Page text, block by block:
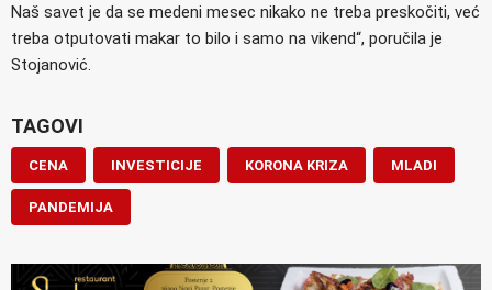
Naš savet je da se medeni mesec nikako ne treba preskočiti, već
treba otputovati makar to bilo i samo na vikend“, poručila je
Stojanović.
TAGOVI
CENA INVESTICIJE KORONA KRIZA MLADI
PANDEMIJA